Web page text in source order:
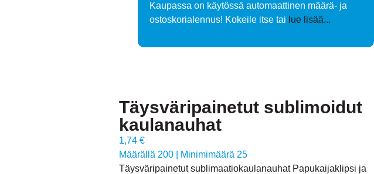
Kaupassa on käytössä automaattinen määrä- ja
ostoskorialennus! Kokeile itse tai lue lisää...
Täysväripainetut sublimoidut
kaulanauhat
1,74 €
Määrällä 200
Minimimäärä 25
Täysväripainetut sublimaatiokaulanauhat Papukaijaklipsi ja